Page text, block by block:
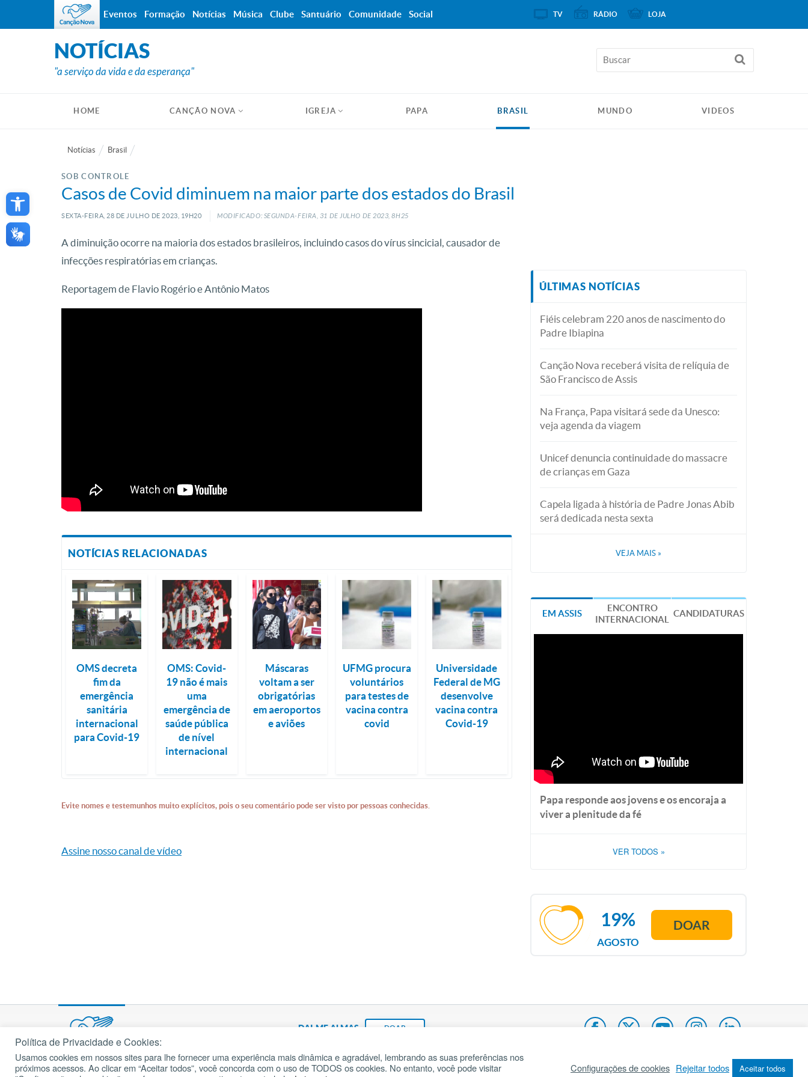
Open toolbar
NOTÍCIAS
"a serviço da vida e da esperança"
HOME CANÇÃO NOVA IGREJA PAPA BRASIL MUNDO VIDEOS
Notícias Brasil
SOB CONTROLE
Casos de Covid diminuem na maior parte dos estados do Brasil
SEXTA-FEIRA, 28 DE JULHO DE 2023, 19H20 MODIFICADO: SEGUNDA-FEIRA, 31 DEJULHO DE2023, 8H25
A diminuição ocorre na maioria dos estados brasileiros, incluindo casos do vírus sincicial, causador de
infecções respiratórias em crianças.
Reportagem de Flavio Rogério e Antônio Matos
NOTÍCIAS RELACIONADAS
OMS decreta
fim da
emergência
sanitária
internacional
para Covid-19
OMS: Covid-
19 não é mais
uma
emergência de
saúde pública
de nível
internacional
Máscaras
voltam a ser
obrigatórias
em aeroportos
e aviões
UFMG procura
voluntários
para testes de
vacina contra
covid
Universidade
Federal de MG
desenvolve
vacina contra
Covid-19
Evite nomes e testemunhos muito explícitos, pois o seu comentário pode ser visto por pessoas conhecidas.
Assine nosso canal de vídeo
ÚLTIMAS NOTÍCIAS
Fiéis celebram 220 anos de nascimento do
Padre Ibiapina
Canção Nova receberá visita de relíquia de
São Francisco de Assis
Na França, Papa visitará sede da Unesco:
veja agenda da viagem
Unicef denuncia continuidade do massacre
de crianças em Gaza
Capela ligada à história de Padre Jonas Abib
será dedicada nesta sexta
VEJA MAIS »
EM ASSIS
ENCONTRO
INTERNACIONAL
CANDIDATURAS
Papa responde aos jovens e os encoraja a
viver a plenitude da fé
VER TODOS »
AGOSTO
19% DOAR
Eventos Formação Notícias Música Clube Santuário Comunidade Social TV RÁDIO LOJA
DAI-ME ALMAS DOAR
Fundação João Paulo II Pedido de Oração Mapa do site Internacional
cancaonova.com© 2002 – 2026
Todos os direitos reservados.
Política de Privacidade e Cookies:
Usamos cookies em nossos sites para lhe fornecer uma experiência mais dinâmica e agradável, lembrando as suas preferências nos
próximos acessos. Ao clicar em “Aceitar todos”, você concorda com o uso de TODOS os cookies. No entanto, você pode visitar
Configurações de cookies Rejeitar todos Aceitar todos